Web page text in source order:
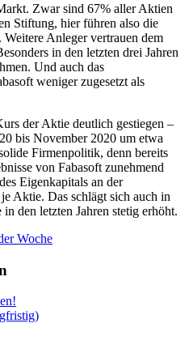
Zwar sind 67% aller Aktien
Stiftung, hier führen also die
Anleger vertrauen dem
in den letzten drei Jahren
Und auch das
weniger zugesetzt als
der Aktie deutlich gestiegen –
bis November 2020 um etwa
Firmenpolitik, denn bereits
von Fabasoft zunehmend
Eigenkapitals an der
Aktie. Das schlägt sich auch in
den letzten Jahren stetig erhöht.
Woche